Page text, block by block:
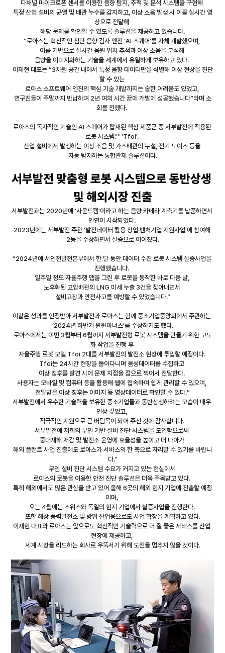
다채널 마이크로폰 센서를 이용한 음향 탐지, 추적 및 분석 시스템을 구현해
특정 산업 설비의 균열 및 배관 누수를 감지하고, 이상 소음 발생 시 이를 실시간 영
상으로 전달해
해당 문제를 확인할 수 있도록 솔루션을 제공하고 있습니다.
”로아스는 혁신적인 첨단 음향 검사 엔진 ‘AI 스퀘어’를 자체 개발했으며,
이를 기반으로 실시간 음원 위치 추적과 이상 소음을 분석해
음향을 이미지화하는 기술을 세계에서 유일하게 보유하고 있다.
이재현 대표는 “3차원 공간 내에서 특정 음향 데이터만을 식별해 이상 현상을 진단
할 수 있는
로아스 소프트웨어 엔진의 핵심 기술 개발까지는 숱한 어려움도 있었고,
연구진들이 주말까지 반납하며 2년 여의 시간 끝에 개발에 성공했습니다”라며 소
회를 전했다.
로아스의 독자적인 기술인 AI 스퀘어가 탑재된 핵심 제품군 중 서부발전에 적용된
로봇 시스템은 ‘Tfoi’.
산업 설비에서 발생하는 이상 소음 및 가스배관의 누설, 전기 노이즈 등을
자동 탐지하는 통합관제 솔루션이다.
서부발전 맞춤형 로봇 시스템으로 동반상생
및 해외시장 진출
서부발전과는 2020년에 ‘사운드캠’이라고 하는 음향 카메라 계측기를 납품하면서
인연이 시작되었다.
2023년에는 서부발전 주관 ‘발전데이터 활용 창업·벤처기업 지원사업’에 참여해
2등을 수상하면서 실증으로 이어졌다.
“2024년에 서인천발전본부에서 한 달 동안 데이터 수집 로봇 시스템 실증사업을
진행했습니다.
일주일 정도 자율주행 맵을 그린 후 로봇을 동작한 바로 다음 날,
노후화된 고압배관의 LNG 미세 누출 3건을 찾아내면서
설비고장과 안전사고를 예방할 수 있었습니다.”
이같은 성과를 인정받아 서부발전과 로아스는 함께 중소기업중앙회에서 주관하는
‘2024년 하반기 윈윈아너스’를 수상하기도 했다.
로아스에서는 이번 3월부터 6월까지 서부발전형 로봇 시스템을 만들기 위한 고도
화 작업을 진행 후
자율주행 로봇 모델 Tfoi 2대를 서부발전의 발전소 현장에 투입할 예정이다.
Tfoi는 24시간 현장을 돌아다니며 음성데이터를 수집하고
이상 징후를 발견 시에 문제 지점을 점으로 찍어서 전달한다.
사용자는 모바일 및 컴퓨터 등을 활용해 웹에 접속하여 쉽게 관리할 수 있으며,
전달받은 이상 징후는 이미지 등 영상데이터로 확인할 수 있다.“
서부발전에서 우수한 기술력을 보유한 중소기업들과 동반상생하려는 모습이 매우
인상 깊었고,
적극적인 지원으로 큰 버팀목이 되어 주신 것에 감사합니다.
서부발전에 저희의 무인 기반 설비 진단 시스템을 도입함으로써
중대재해 저감 및 발전소 운영에 효율성을 높이고 더 나아가
해외 플랜트 사업 진출에도 로아스가 서비스의 한 축으로 자리할 수 있기를 바랍니
다.”
무인 설비 진단 시스템 수요가 커지고 있는 현실에서
로아스의 로봇을 이용한 안전 진단 솔루션은 더욱 주목받고 있다.
특히 해외에서도 많은 관심을 받고 있어 올해 6곳의 해외 현지 기업에 진출할 예정
이며,
오는 4월에는 스위스와 독일의 현지 기업에서 실증사업을 진행한다.
또한 해상 풍력발전소 및 방위 산업용으로도 사업 확장을 계획하고 있다.
이재현 대표와 로아스는 앞으로도 혁신적인 기술력으로 더 질 좋은 서비스를 산업
현장에 제공하고,
세계 시장을 리드하는 회사로 우뚝서기 위해 도전을 멈추지 않을 것이다.